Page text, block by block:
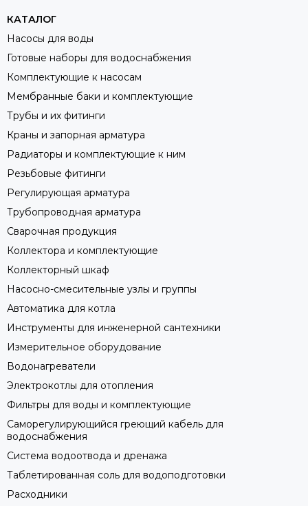
КАТАЛОГ
Насосы для воды
Готовые наборы для водоснабжения
Комплектующие к насосам
Мембранные баки и комплектующие
Трубы и их фитинги
Краны и запорная арматура
Радиаторы и комплектующие к ним
Резьбовые фитинги
Регулирующая арматура
Трубопроводная арматура
Сварочная продукция
Коллектора и комплектующие
Коллекторный шкаф
Насосно-смесительные узлы и группы
Автоматика для котла
Инструменты для инженерной сантехники
Измерительное оборудование
Водонагреватели
Электрокотлы для отопления
Фильтры для воды и комплектующие
Саморегулирующийся греющий кабель для
водоснабжения
Система водоотвода и дренажа
Таблетированная соль для водоподготовки
Расходники